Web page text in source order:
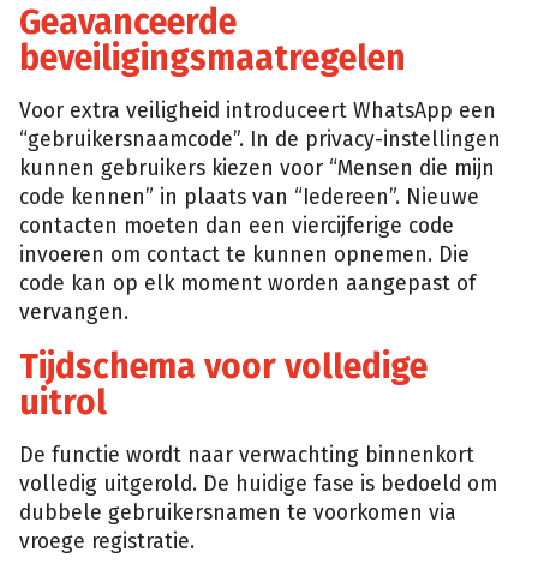
Geavanceerde
beveiligingsmaatregelen
Voor extra veiligheid introduceert WhatsApp een
“gebruikersnaamcode”. In de privacy-instellingen
kunnen gebruikers kiezen voor “Mensen die mijn
code kennen” in plaats van “Iedereen”. Nieuwe
contacten moeten dan een viercijferige code
invoeren om contact te kunnen opnemen. Die
code kan op elk moment worden aangepast of
vervangen.
Tijdschema voor volledige
uitrol
De functie wordt naar verwachting binnenkort
volledig uitgerold. De huidige fase is bedoeld om
dubbele gebruikersnamen te voorkomen via
vroege registratie.